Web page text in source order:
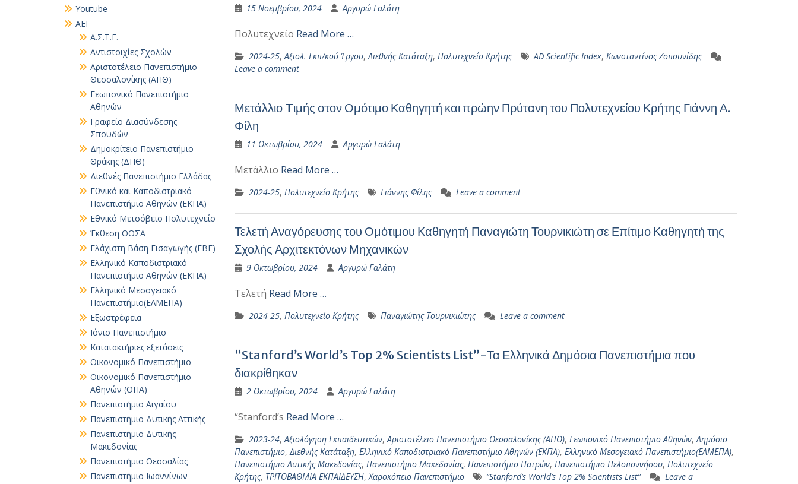
15 Νοεμβρίου, 2024 Αργυρώ Γαλάτη
Πολυτεχνείο Read More …
2024-25,Αξιολ. Εκπ/κού Έργου,Διεθνής Κατάταξη, Πολυτεχνείο Κρήτης AD Scientific Index, Κωνσταντίνος Ζοπουνίδης
Leave a comment
Μετάλλιο Tιμής στον Ομότιμο Καθηγητή και πρώην Πρύτανη του Πολυτεχνείου Κρήτης Γιάννη Α.
Φίλη
11 Οκτωβρίου, 2024 Αργυρώ Γαλάτη
Μετάλλιο Read More …
2024-25, Πολυτεχνείο Κρήτης Γιάννης Φίλης Leave a comment
Τελετή Αναγόρευσης του Ομότιμου Καθηγητή Παναγιώτη Τουρνικιώτη σε Επίτιμο Καθηγητή της
Σχολής Αρχιτεκτόνων Μηχανικών
9 Οκτωβρίου, 2024 Αργυρώ Γαλάτη
Τελετή Read More …
2024-25, Πολυτεχνείο Κρήτης Παναγιώτης Τουρνικιώτης Leave a comment
“Stanford’s World’s Top 2% Scientists List”-Τα Ελληνικά Δημόσια Πανεπιστήμια που
διακρίθηκαν
2 Οκτωβρίου, 2024 Αργυρώ Γαλάτη
“Stanford’s Read More …
2023-24,Αξιολόγηση Εκπαιδευτικών,Αριστοτέλειο Πανεπιστήμιο Θεσσαλονίκης (ΑΠΘ), Γεωπονικό Πανεπιστήμιο Αθηνών,Δημόσιο
Πανεπιστήμιο,Διεθνής Κατάταξη, Ελληνικό Καποδιστριακό Πανεπιστήμιο Αθηνών (ΕΚΠΑ), Ελληνικό Μεσογειακό Πανεπιστήμιο(ΕΛΜΕΠΑ),
Πανεπιστήμιο Δυτικής Μακεδονίας, Πανεπιστήμιο Μακεδονίας, Πανεπιστήμιο Πατρών, Πανεπιστήμιο Πελοποννήσου, Πολυτεχνείο
Κρήτης, ΤΡΙΤΟΒΑΘΜΙΑ ΕΚΠΑΙΔΕΥΣΗ,Χαροκόπειο Πανεπιστήμιο “Stanford’s World’s Top 2% Scientists List”
Leave a
Youtube
ΑΕΙ
Α.Σ.Τ.Ε.
Αντιστοιχίες Σχολών
Αριστοτέλειο Πανεπιστήμιο
Θεσσαλονίκης (ΑΠΘ)
Γεωπονικό Πανεπιστήμιο
Αθηνών
Γραφείο Διασύνδεσης
Σπουδών
Δημοκρίτειο Πανεπιστήμιο
Θράκης (ΔΠΘ)
Διεθνές Πανεπιστήμιο Ελλάδας
Εθνικό και Καποδιστριακό
Πανεπιστήμιο Αθηνών (ΕΚΠΑ)
Εθνικό Μετσόβειο Πολυτεχνείο
Έκθεση ΟΟΣΑ
Ελάχιστη Βάση Εισαγωγής (ΕΒΕ)
Ελληνικό Καποδιστριακό
Πανεπιστήμιο Αθηνών (ΕΚΠΑ)
Ελληνικό Μεσογειακό
Πανεπιστήμιο(ΕΛΜΕΠΑ)
Εξωστρέφεια
Ιόνιο Πανεπιστήμιο
Κατατακτήριες εξετάσεις
Οικονομικό Πανεπιστήμιο
Οικονομικό Πανεπιστήμιο
Αθηνών (ΟΠΑ)
Πανεπιστήμιο Αιγαίου
Πανεπιστήμιο Δυτικής Αττικής
Πανεπιστήμιο Δυτικής
Μακεδονίας
Πανεπιστήμιο Θεσσαλίας
Πανεπιστήμιο Ιωαννίνων